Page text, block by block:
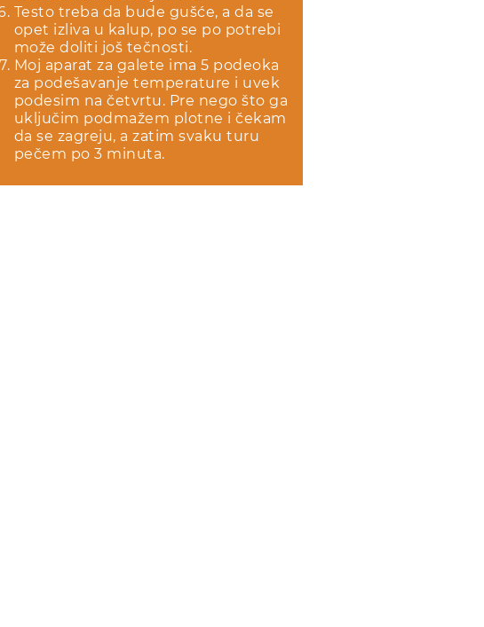
Testo treba da bude gušće, a da se
opet izliva u kalup, po se po potrebi
može doliti još tečnosti.
Moj aparat za galete ima 5 podeoka
za podešavanje temperature i uvek
podesim na četvrtu. Pre nego što ga
uključim podmažem plotne i čekam
da se zagreju, a zatim svaku turu
pečem po 3 minuta.